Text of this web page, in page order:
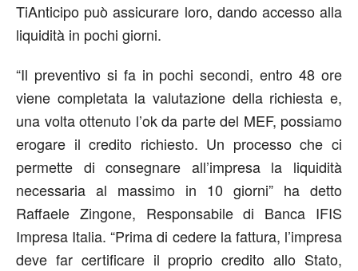
TiAnticipo può assicurare loro, dando accesso alla
liquidità in pochi giorni.
“Il preventivo si fa in pochi secondi, entro 48 ore
viene completata la valutazione della richiesta e,
una volta ottenuto l’ok da parte del MEF, possiamo
erogare il credito richiesto. Un processo che ci
permette di consegnare all’impresa la liquidità
necessaria al massimo in 10 giorni” ha detto
Raffaele Zingone, Responsabile di Banca IFIS
Impresa Italia. “Prima di cedere la fattura, l’impresa
deve far certificare il proprio credito allo Stato,